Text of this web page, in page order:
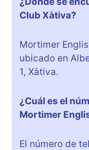
Club Xàtiva?
Mortimer
ubicado en
1, Xàtiva.
¿Cuál es el
Mortimer
El número de